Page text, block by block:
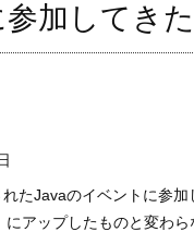
加してきた
たJavaのイベントに参加
にアップしたものと変わら